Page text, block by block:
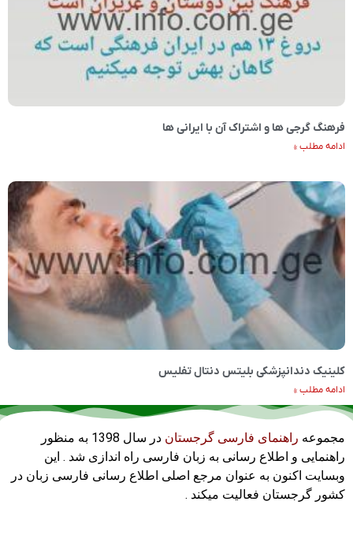
فرهنگ گرجی ها و اشتراک آن با ایرانی ها
ادامه مطلب »
کلینیک دندانپزشکی بلیتس دنتال تفلیس
ادامه مطلب »
مجموعه راهنمای فارسی گرجستان
در سال 1398 به منظور
راهنمایی و اطلاع رسانی به زبان فارسی راه اندازی شد . این
وبسایت اکنون به عنوان مرجع اصلی اطلاع رسانی فارسی زبان در
کشور گرجستان فعالیت میکند .